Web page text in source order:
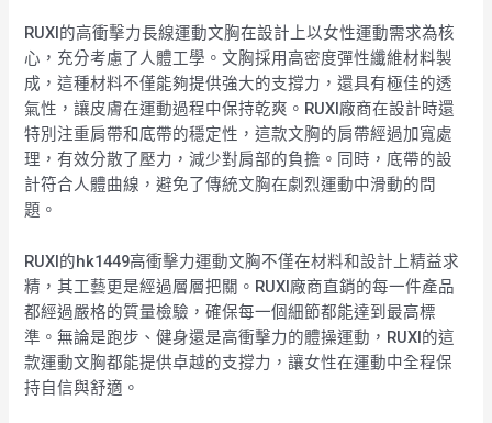
RUXI的高衝擊力長線運動文胸在設計上以女性運動需求為核
心，充分考慮了人體工學。文胸採用高密度彈性纖維材料製
成，這種材料不僅能夠提供強大的支撐力，還具有極佳的透
氣性，讓皮膚在運動過程中保持乾爽。RUXI廠商在設計時還
特別注重肩帶和底帶的穩定性，這款文胸的肩帶經過加寬處
理，有效分散了壓力，減少對肩部的負擔。同時，底帶的設
計符合人體曲線，避免了傳統文胸在劇烈運動中滑動的問
題。
RUXI的hk1449高衝擊力運動文胸不僅在材料和設計上精益求
精，其工藝更是經過層層把關。RUXI廠商直銷的每一件產品
都經過嚴格的質量檢驗，確保每一個細節都能達到最高標
準。無論是跑步、健身還是高衝擊力的體操運動，RUXI的這
款運動文胸都能提供卓越的支撐力，讓女性在運動中全程保
持自信與舒適。